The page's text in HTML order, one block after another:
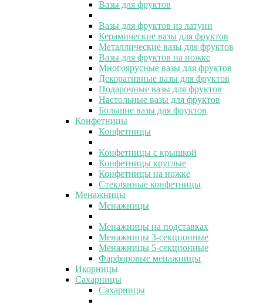
Вазы для фруктов
Вазы для фруктов из латуни
Керамические вазы для фруктов
Металлические вазы для фруктов
Вазы для фруктов на ножке
Многоярусные вазы для фруктов
Декоративные вазы для фруктов
Подарочные вазы для фруктов
Настольные вазы для фруктов
Большие вазы для фруктов
Конфетницы
Конфетницы
Конфетницы с крышкой
Конфетницы круглые
Конфетницы на ножке
Стеклянные конфетницы
Менажницы
Менажницы
Менажницы на подставках
Менажницы 3-секционные
Менажницы 5-секционные
Фарфоровые менажницы
Икорницы
Сахарницы
Сахарницы